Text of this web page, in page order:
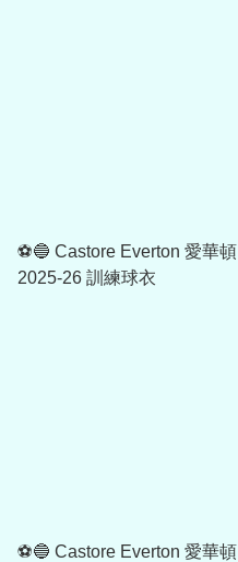
⚽🔵 Castore Everton 愛華頓
2025-26 訓練球衣
⚽🔵 Castore Everton 愛華頓